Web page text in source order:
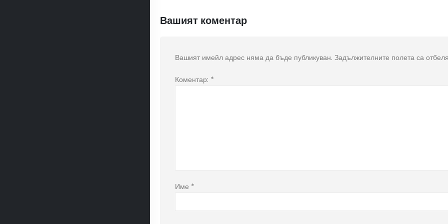
Вашият коментар
Вашият имейл адрес няма да бъде публикуван. Задължителните полета са
Коментар: *
Име *